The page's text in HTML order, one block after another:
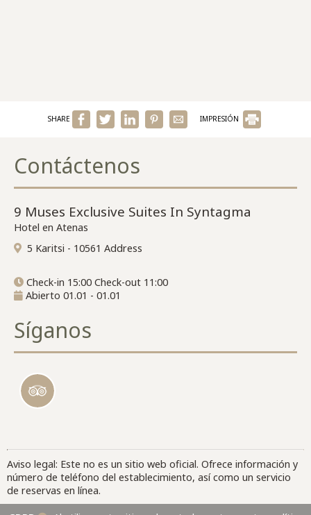
SHARE IMPRESIÓN
Contáctenos
9 Muses Exclusive Suites In Syntagma
Hotel en Atenas
5 Karitsi - 10561 Address
Check-in 15:00 Check-out 11:00
Abierto 01.01 - 01.01
Síganos
Aviso legal: Este no es un sitio web oficial. Ofrece información y
número de teléfono del establecimiento, así como un servicio
de reservas en línea.